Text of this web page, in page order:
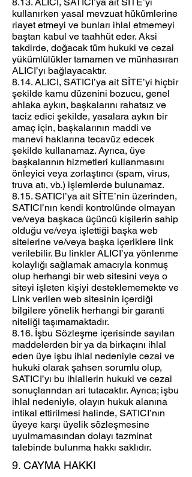
kullanırken yasal mevzuat hükümlerine
riayet etmeyi ve bunları ihlal etmemeyi
baştan kabul ve taahhüt eder. Aksi
takdirde, doğacak tüm hukuki ve cezai
yükümlülükler tamamen ve münhasıran
ALICI’yı bağlayacaktır.
8.14. ALICI, SATICI’ya ait SİTE’yi hiçbir
şekilde kamu düzenini bozucu, genel
ahlaka aykırı, başkalarını rahatsız ve
taciz edici şekilde, yasalara aykırı bir
amaç için, başkalarının maddi ve
manevi haklarına tecavüz edecek
şekilde kullanamaz. Ayrıca, üye
başkalarının hizmetleri kullanmasını
önleyici veya zorlaştırıcı (spam, virus,
truva atı, vb.) işlemlerde bulunamaz.
8.15. SATICI’ya ait SİTE’nin üzerinden,
SATICI’nın kendi kontrolünde olmayan
ve/veya başkaca üçüncü kişilerin sahip
olduğu ve/veya işlettiği başka web
sitelerine ve/veya başka içeriklere link
verilebilir. Bu linkler ALICI’ya yönlenme
kolaylığı sağlamak amacıyla konmuş
olup herhangi bir web sitesini veya o
siteyi işleten kişiyi desteklememekte ve
Link verilen web sitesinin içerdiği
bilgilere yönelik herhangi bir garanti
niteliği taşımamaktadır.
8.16. İşbu Sözleşme içerisinde sayılan
maddelerden bir ya da birkaçını ihlal
eden üye işbu ihlal nedeniyle cezai ve
hukuki olarak şahsen sorumlu olup,
SATICI’yı bu ihlallerin hukuki ve cezai
sonuçlarından ari tutacaktır. Ayrıca; işbu
ihlal nedeniyle, olayın hukuk alanına
intikal ettirilmesi halinde, SATICI’nın
üyeye karşı üyelik sözleşmesine
uyulmamasından dolayı tazminat
talebinde bulunma hakkı saklıdır.
9. CAYMA HAKKI